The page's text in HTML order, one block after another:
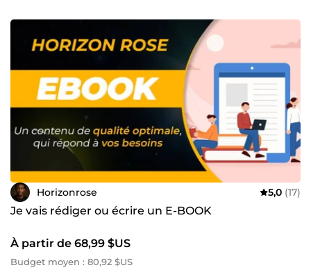
Horizonrose 5,0 (17)
Je vais rédiger ou écrire un E-BOOK
À partir de 68,99 $US
Budget moyen : 80,92 $US